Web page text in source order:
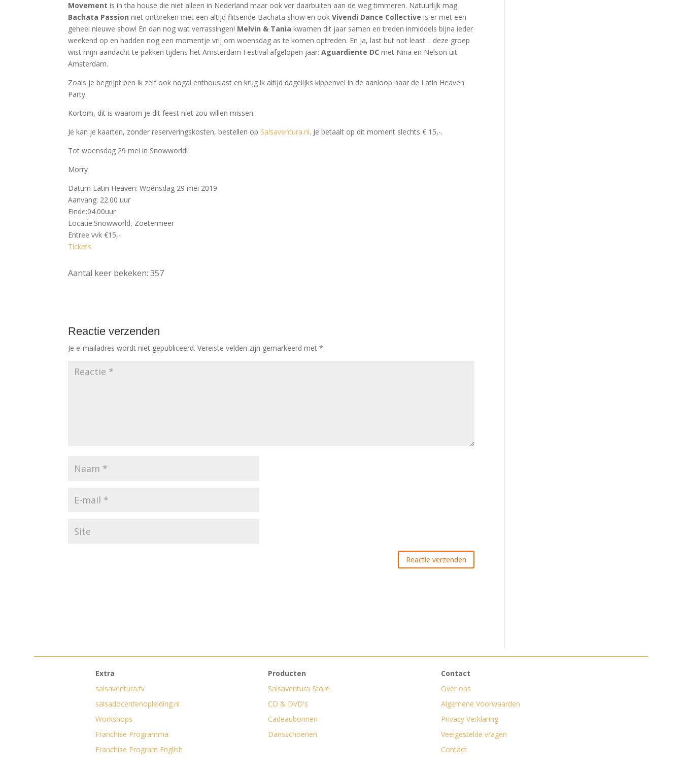
Movement is in tha house die niet alleen in Nederland maar ook ver daarbuiten aan de weg timmeren. Natuurlijk mag
Bachata Passion niet ontbreken met een altijd flitsende Bachata show en ookVivendi Dance Collective is er met een
geheel nieuwe show! En dan nog wat verrassingen! Melvin & Tania kwamen dit jaar samen en treden inmiddels bijna ieder
weekend op en hadden nog een momentje vrij om woensdag as te komen optreden. En ja, last but not least… deze groep
wist mijn aandacht te pakken tijdens het Amsterdam Festival afgelopen jaar:Aguardiente DC met Nina en Nelson uit
Amsterdam.
Zoals je begrijpt ben ik zelf ook nogal enthousiast en krijg ik altijd dagelijks kippenvel in de aanloop naar de Latin Heaven
Party.
Kortom, dit is waarom je dit feest niet zou willen missen.
Je kan je kaarten, zonder reserveringskosten, bestellen op Salsaventura.nl. Je betaalt op dit moment slechts € 15,-.
Tot woensdag 29 mei in Snowworld!
Morry
Datum Latin Heaven: Woensdag 29 mei 2019
Aanvang: 22.00 uur
Einde:04.00uur
Locatie:Snowworld, Zoetermeer
Entree vvk €15,-
Tickets
Aantal keer bekeken: 357
Reactie verzenden
Je e-mailadres wordt niet gepubliceerd. Vereiste velden zijn gemarkeerd met*
Extra
salsaventura.tv
salsadocentenopleiding.nl
Workshops
Franchise Programma
Franchise Program English
Producten
Salsaventura Store
CD & DVD's
Cadeaubonnen
Dansschoenen
Contact
Over ons
Algemene Voorwaarden
Privacy Verklaring
Veelgestelde vragen
Contact